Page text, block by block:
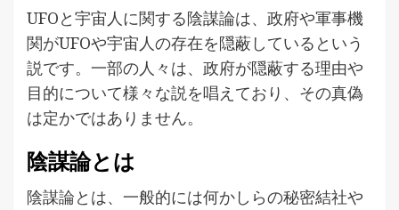
UFOと宇宙人に関する陰謀論は、政府や軍事機
関がUFOや宇宙人の存在を隠蔽しているという
説です。一部の人々は、政府が隠蔽する理由や
目的について様々な説を唱えており、その真偽
は定かではありません。
陰謀論とは
陰謀論とは、一般的には何かしらの秘密結社や